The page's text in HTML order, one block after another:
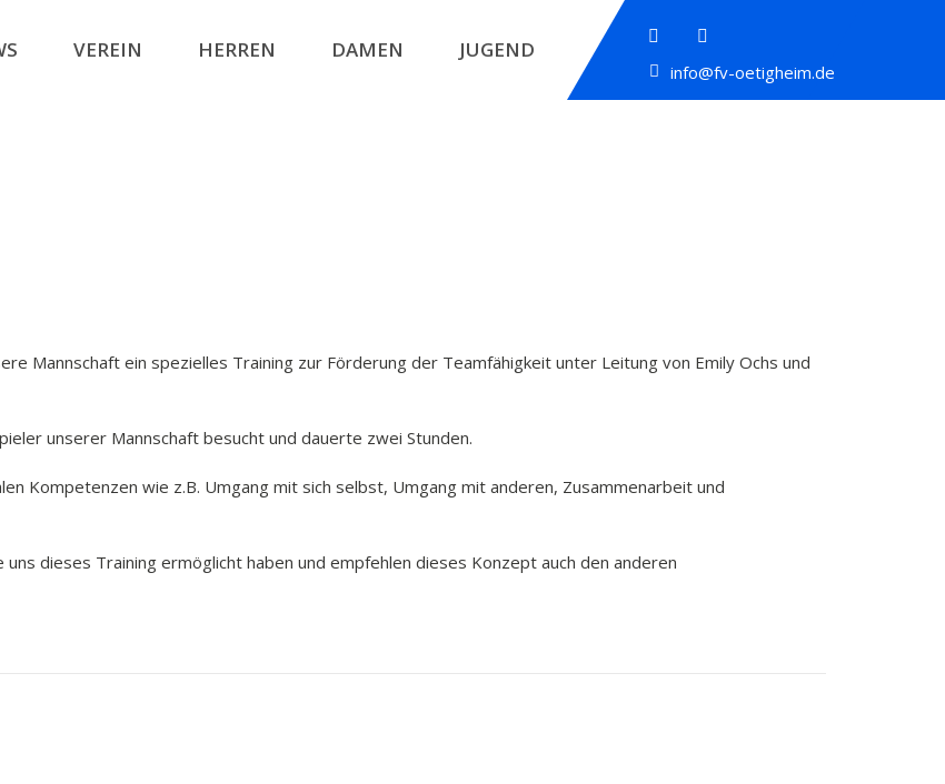
info@fv-oetigheim.de
VEREIN HERREN DAMEN JUGEND
Mannschaft ein spezielles Training zur Förderung der Teamfähigkeit unter Leitung von Emily Ochs und
unserer Mannschaft besucht und dauerte zwei Stunden.
Kompetenzen wie z.B. Umgang mit sich selbst, Umgang mit anderen, Zusammenarbeit und
dieses Training ermöglicht haben und empfehlen dieses Konzept auch den anderen